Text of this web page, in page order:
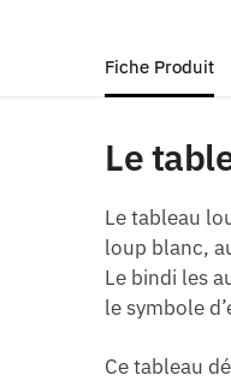
Fiche Produit
Le
Le tableau
loup blanc,
Le bindi les
le symbole
Ce tableau